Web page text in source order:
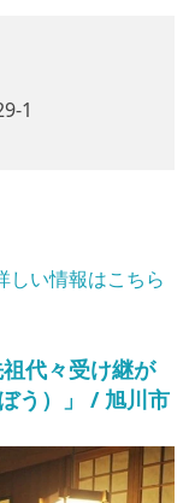
1
しい情報はこちら
代々受け継が
う）」 / 旭川市